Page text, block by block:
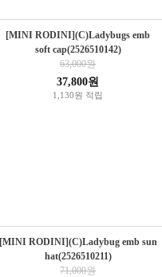
[MINI RODINI](C)Ladybugs emb
soft cap(2526510142)
63,000원
37,800원
1,130원 적립
[MINI RODINI](C)Ladybug emb sun
hat(2526510211)
71,000원